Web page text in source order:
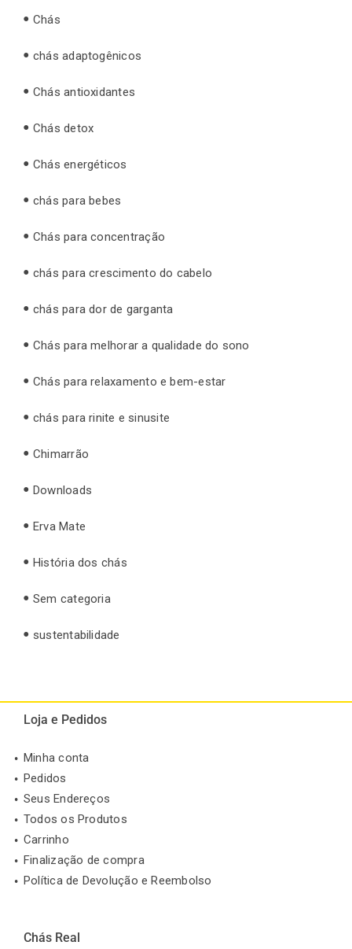
Chás
chás adaptogênicos
Chás antioxidantes
Chás detox
Chás energéticos
chás para bebes
Chás para concentração
chás para crescimento do cabelo
chás para dor de garganta
Chás para melhorar a qualidade do sono
Chás para relaxamento e bem-estar
chás para rinite e sinusite
Chimarrão
Downloads
Erva Mate
História dos chás
Sem categoria
sustentabilidade
Loja e Pedidos
Minha conta
Pedidos
Seus Endereços
Todos os Produtos
Carrinho
Finalização de compra
Política de Devolução e Reembolso
Chás Real